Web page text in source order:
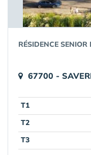
RÉSIDENCE
67700 -
T1
T2
T3